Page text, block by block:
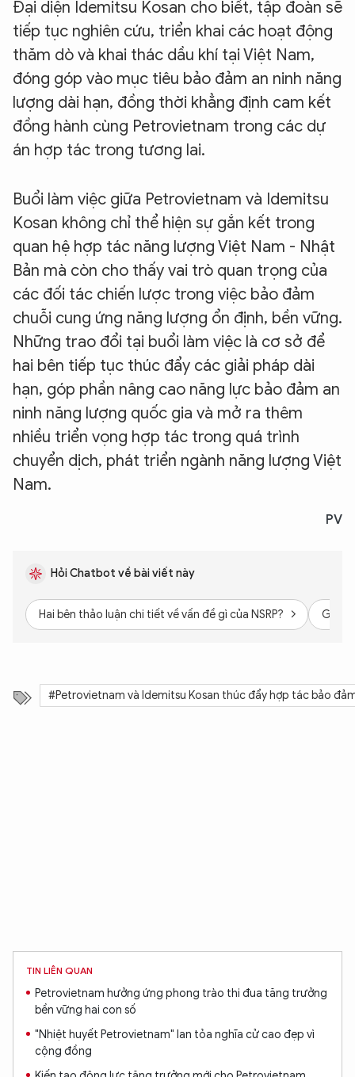
Đại diện Idemitsu Kosan cho biết, tập đoàn sẽ
tiếp tục nghiên cứu, triển khai các hoạt động
thăm dò và khai thác dầu khí tại Việt Nam,
đóng góp vào mục tiêu bảo đảm an ninh năng
lượng dài hạn, đồng thời khẳng định cam kết
đồng hành cùng Petrovietnam trong các dự
án hợp tác trong tương lai.
Buổi làm việc giữa Petrovietnam và Idemitsu
Kosan không chỉ thể hiện sự gắn kết trong
quan hệ hợp tác năng lượng Việt Nam - Nhật
Bản mà còn cho thấy vai trò quan trọng của
các đối tác chiến lược trong việc bảo đảm
chuỗi cung ứng năng lượng ổn định, bền vững.
Những trao đổi tại buổi làm việc là cơ sở để
hai bên tiếp tục thúc đẩy các giải pháp dài
hạn, góp phần nâng cao năng lực bảo đảm an
ninh năng lượng quốc gia và mở ra thêm
nhiều triển vọng hợp tác trong quá trình
chuyển dịch, phát triển ngành năng lượng Việt
Nam.
PV
Hỏi Chatbot về bài viết này
Hai bên thảo luận chi tiết về vấn đề gì của NSRP? Giải
#Petrovietnam và Idemitsu Kosan thúc đẩy hợp tác bảo
TIN LIÊN QUAN
Petrovietnam hưởng ứng phong trào thi đua tăng trưởng
bền vững hai con số
"Nhiệt huyết Petrovietnam" lan tỏa nghĩa cử cao đẹp vì
cộng đồng
An Ninh Thủ Đô nhé. Tôi sẵn sàng hỗ trợ!